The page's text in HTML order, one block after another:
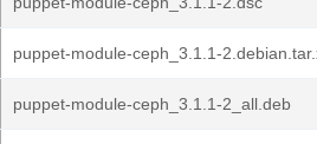
puppet-module-ceph_3.1.1-
puppet-module-ceph_3.1.1-2_all.deb